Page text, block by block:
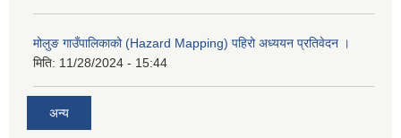
मोलुङ गाउँपालिकाको (Hazard Mapping) पहिरो अध्ययन प्रतिवेदन ।
मिति: 11/28/2024 - 15:44
अन्य